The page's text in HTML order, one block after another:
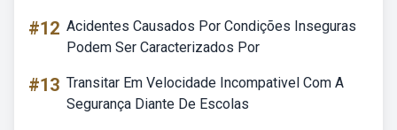
#12 Acidentes Causados Por Condições Inseguras
Podem Ser Caracterizados Por
#13 Transitar Em Velocidade Incompativel Com A
Segurança Diante De Escolas